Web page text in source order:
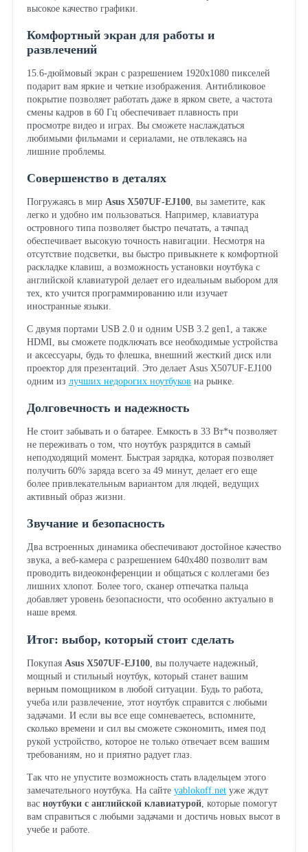
высокое качество графики.
Комфортный экран для работы и
развлечений
15.6-дюймовый экран с разрешением 1920x1080 пикселей
подарит вам яркие и четкие изображения. Антибликовое
покрытие позволяет работать даже в ярком свете, а частота
смены кадров в 60 Гц обеспечивает плавность при
просмотре видео и играх. Вы сможете наслаждаться
любимыми фильмами и сериалами, не отвлекаясь на
лишние проблемы.
Совершенство в деталях
Погружаясь в мир Asus X507UF-EJ100, вы заметите, как
легко и удобно им пользоваться. Например, клавиатура
островного типа позволяет быстро печатать, а тачпад
обеспечивает высокую точность навигации. Несмотря на
отсутствие подсветки, вы быстро привыкнете к комфортной
раскладке клавиш, а возможность установки ноутбука с
английской клавиатурой делает его идеальным выбором для
тех, кто учится программированию или изучает
иностранные языки.
С двумя портами USB 2.0 и одним USB 3.2 gen1, а также
HDMI, вы сможете подключать все необходимые устройства
и аксессуары, будь то флешка, внешний жесткий диск или
проектор для презентаций. Это делает Asus X507UF-EJ100
одним из лучших недорогих ноутбуков на рынке.
Долговечность и надежность
Не стоит забывать и о батарее. Емкость в 33 Вт*ч позволяет
не переживать о том, что ноутбук разрядится в самый
неподходящий момент. Быстрая зарядка, которая позволяет
получить 60% заряда всего за 49 минут, делает его еще
более привлекательным вариантом для людей, ведущих
активный образ жизни.
Звучание и безопасность
Два встроенных динамика обеспечивают достойное качество
звука, а веб-камера с разрешением 640x480 позволит вам
проводить видеоконференции и общаться с коллегами без
лишних хлопот. Более того, сканер отпечатка пальца
добавляет уровень безопасности, что особенно актуально в
наше время.
Итог: выбор, который стоит сделать
Покупая Asus X507UF-EJ100, вы получаете надежный,
мощный и стильный ноутбук, который станет вашим
верным помощником в любой ситуации. Будь то работа,
учеба или развлечение, этот ноутбук справится с любыми
задачами. И если вы все еще сомневаетесь, вспомните,
сколько времени и сил вы сможете сэкономить, имея под
рукой устройство, которое не только отвечает всем вашим
требованиям, но и приятно радует глаз.
Так что не упустите возможность стать владельцем этого
замечательного ноутбука. На сайте yablokoff.netуже ждут
вас ноутбуки с английской клавиатурой, которые помогут
вам справиться с любыми задачами и достичь новых высот в
учебе и работе.